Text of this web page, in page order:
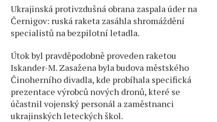
Ukrajinská protivzdušná obrana zaspala úder na
Černigov: ruská raketa zasáhla shromáždění
specialistů na bezpilotní letadla.
Útok byl pravděpodobně proveden raketou
Iskander-M. Zasažena byla budova městského
Činoherního divadla, kde probíhala specifická
prezentace výrobců nových dronů, které se
účastnil vojenský personál a zaměstnanci
ukrajinských leteckých škol.